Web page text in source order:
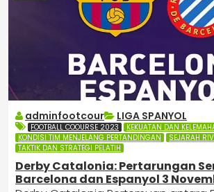
adminfootcour LIGA SPANYOL
FOOTBALL COOURSE 2023
KEKUATAN DAN
KONDISI TIM MENJELANG PERTANDINGAN
SEJARAH
TAKTIK DAN STRATEGI PELATIH
Derby Catalonia: Pertarungan
Barcelona dan Espanyol 3